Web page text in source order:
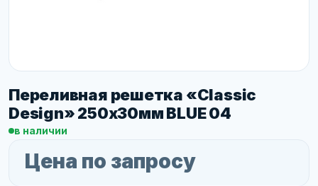
Переливная решетка «Classic
Design» 250х30мм BLUE 04
в наличии
Цена по запросу